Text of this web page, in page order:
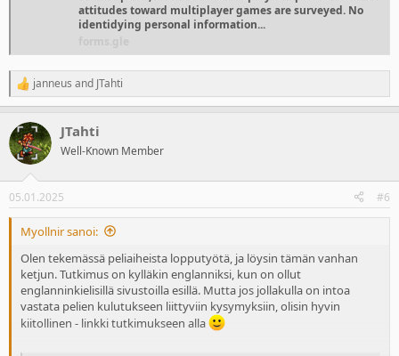
attitudes toward multiplayer games are surveyed. No
identidying personal information...
R
e
c
t
i
s
:
janneus and JTahti
JTahti
Well-Known Member
05.01.2025 #6
Myollnir sanoi:
Olen tekemässä peliaiheista lopputyötä, ja löysin tämän vanhan
ketjun. Tutkimus on kylläkin englanniksi, kun on ollut
englanninkielisillä sivustoilla esillä. Mutta jos jollakulla on intoa
vastata pelien kulutukseen liittyviin kysymyksiin, olisin hyvin
kiitollinen - linkki tutkimukseen alla